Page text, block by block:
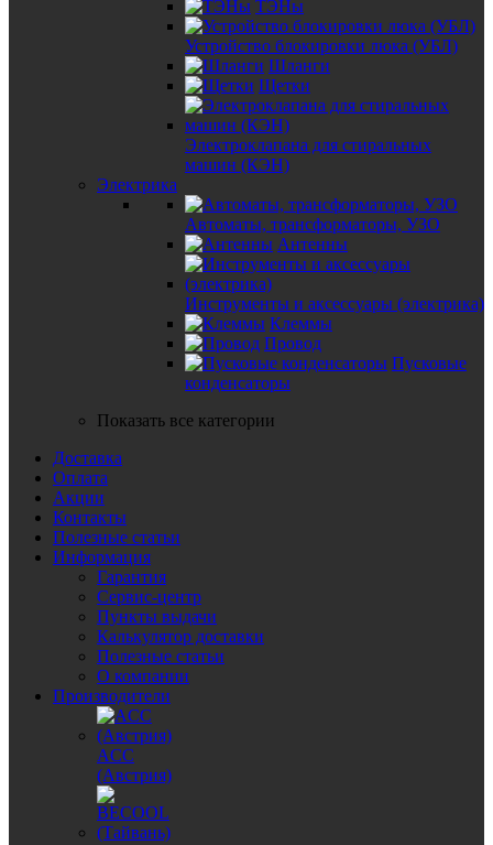
ТЭНы
Устройство блокировки люка (УБЛ)
Шланги
Щетки
Электроклапана для стиральных
машин (КЭН)
Электрика
Автоматы, трансформаторы, УЗО
Антенны
Инструменты и аксессуары (электрика)
Клеммы
Провод
Пусковые
конденсаторы
Показать все категории
Доставка
Оплата
Акции
Контакты
Полезные статьи
Информация
Гарантия
Сервис-центр
Пункты выдачи
Калькулятор доставки
Полезные статьи
О компании
Производители
ACC
(Австрия)